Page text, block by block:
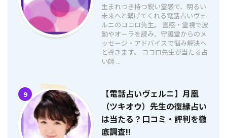
生まれつき持つ鋭い霊感で、明るい
未来へと繋げてくれる電話占いヴェ
ルニのココロ先生。 霊感・霊視で波
動やオーラを読み、守護霊からのメ
ッセージ・アドバイスで悩み解決へ
と導きます。 ココロ先生が当たる占
い師 ...
9
【電話占いヴェルニ】月凰
（ツキオウ）先生の復縁占い
は当たる？口コミ・評判を徹
底調査!!